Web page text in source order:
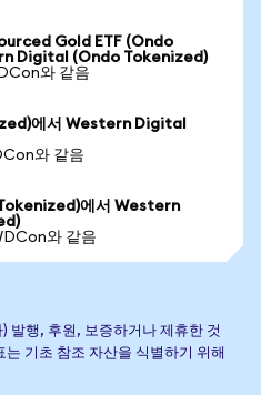
Gold ETF (Ondo
Digital (Ondo Tokenized)
와 같음
에서 Western Digital
와 같음
에서 Western
와 같음
행, 후원, 보증하거나 제휴한 것
기초 참조 자산을 식별하기 위해